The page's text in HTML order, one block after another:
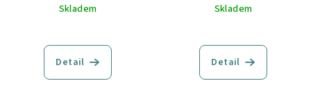
Skladem
Detail
Skladem
Detail